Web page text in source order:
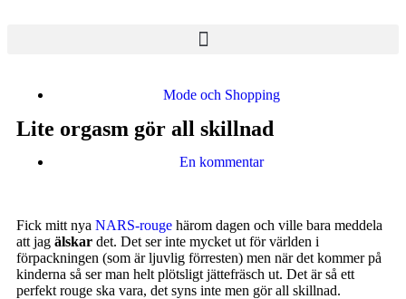
Mode och Shopping
Lite orgasm gör all skillnad
En kommentar
Fick mitt nya NARS-rouge härom dagen och ville bara meddela
att jag älskar det. Det ser inte mycket ut för världen i
förpackningen (som är ljuvlig förresten) men när det kommer på
kinderna så ser man helt plötsligt jättefräsch ut. Det är så ett
perfekt rouge ska vara, det syns inte men gör all skillnad.